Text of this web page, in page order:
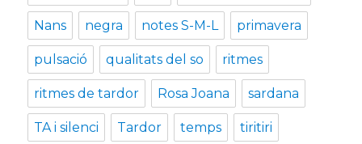
Nans negra notes S-M-L primavera
pulsació qualitats del so ritmes
ritmes de tardor Rosa Joana sardana
TA i silenci Tardor temps tiritiri